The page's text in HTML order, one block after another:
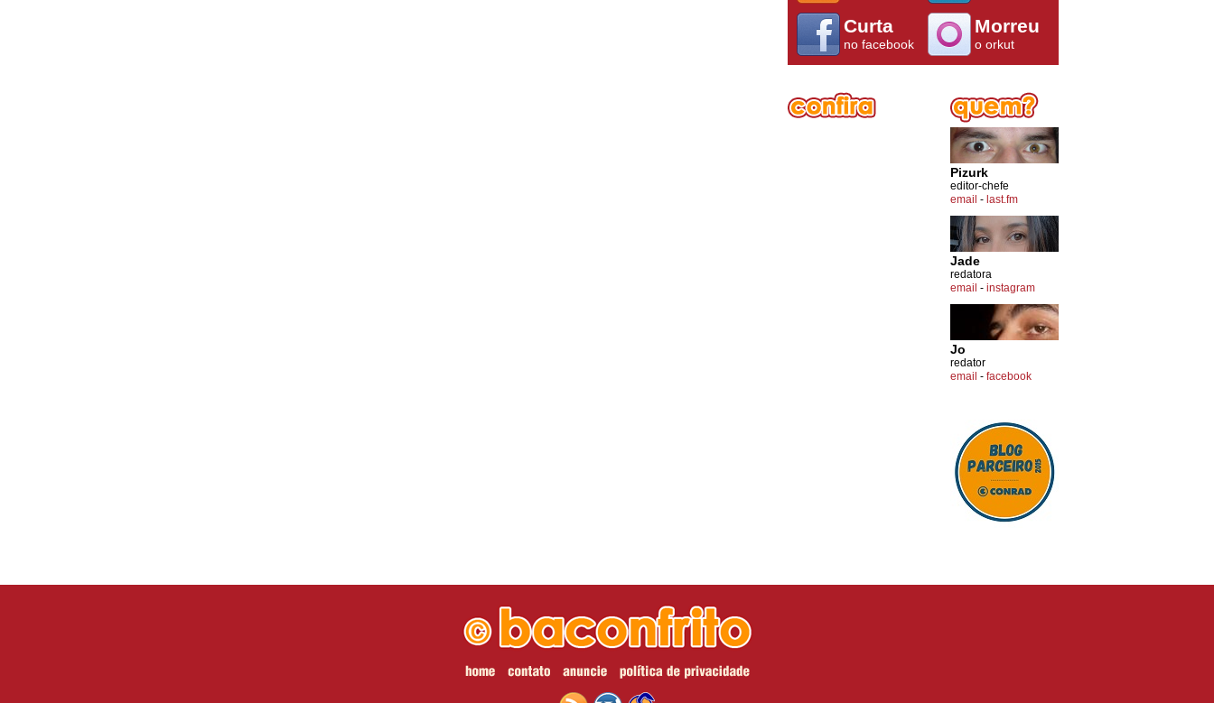
Curta
no facebook
Morreu
o orkut
Pizurk
editor-chefe
email - last.fm
Jade
redatora
email - instagram
Jo
redator
email - facebook